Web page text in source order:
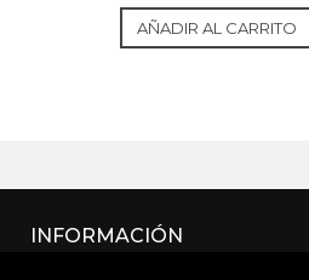
AÑADIR AL CARRITO
INFORMACIÓN